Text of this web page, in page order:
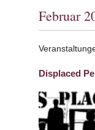
Februar
Displaced